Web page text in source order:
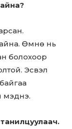
Өмнө нь
болохоор
Эсвэл
мэднэ.